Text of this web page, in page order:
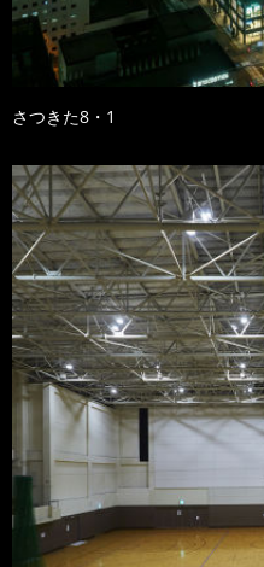
さつきた8・1